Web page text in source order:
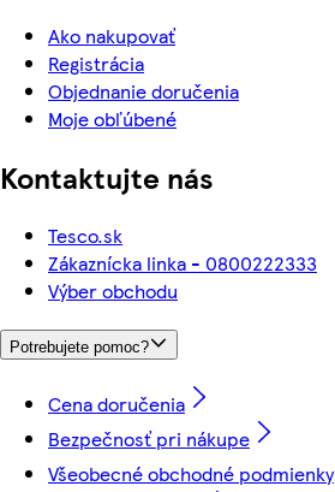
Ako nakupovať
Registrácia
Objednanie doručenia
Moje obľúbené
Kontaktujte nás
Tesco.sk
Zákaznícka linka - 0800222333
Výber obchodu
Potrebujete pomoc?
Cena doručenia
Bezpečnosť pri nákupe
Všeobecné obchodné podmienky